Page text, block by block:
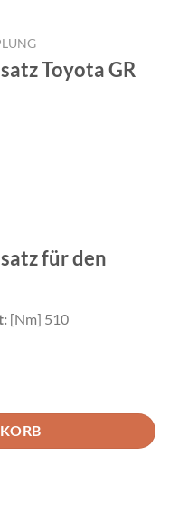
Toyota GR
für den
[Nm] 510
Menge